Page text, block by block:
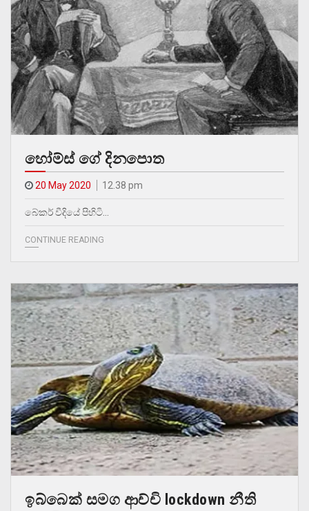
හෝම්ස් ගේ දිනපොත
20 May 2020 12.38 pm
බේකර් වීදියේ පිහිටි…
CONTINUE READING
ඉබ්බෙක් සමග ආච්චි lockdown නීති